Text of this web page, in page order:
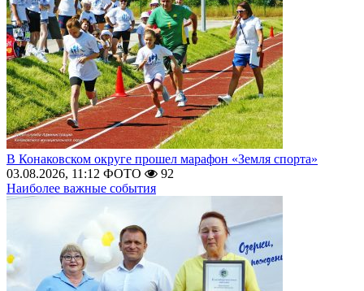
В Конаковском округе прошел марафон «Земля спорта»
03.08.2026, 11:12 ФОТО
92
Наиболее важные события